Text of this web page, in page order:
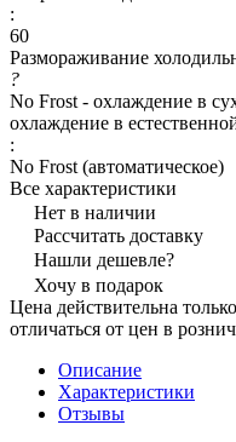
:
60
Размораживание
?
No Frost - охлаждение в
охлаждение в
:
No Frost (автоматическое)
Все характеристики
Нет в наличии
Рассчитать доставку
Нашли дешевле?
Хочу в подарок
Цена действительна
отличаться от цен в
Описание
Характеристики
Отзывы